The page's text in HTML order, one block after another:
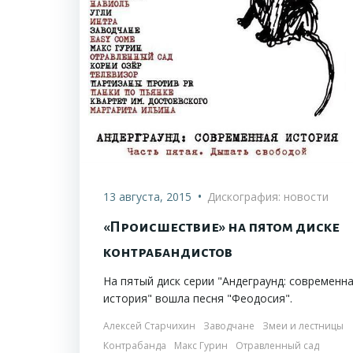
13 августа, 2015 • Дискография: новости
«Происшествие» на пятом диске
контрабандистов
На пятый диск серии "Андеграунд:
история" вошла песня "Феодосия".
Алексей Старчихин Заводчане
Змеи и лестницы
Контрабанда
Макс Гурин Отравленный сад